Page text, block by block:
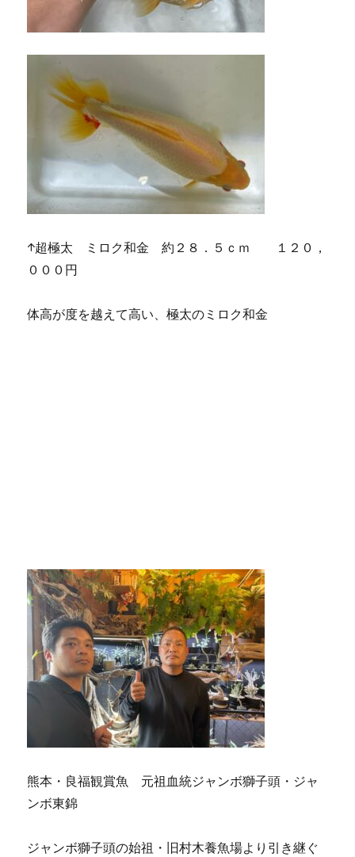
↑超極太 ミロク和金 約２８．５ｃｍ １２０，
０００円
体高が度を越えて高い、極太のミロク和金
熊本・良福観賞魚 元祖血統ジャンボ獅子頭・ジャ
ンボ東錦
ジャンボ獅子頭の始祖・旧村木養魚場より引き継ぐ